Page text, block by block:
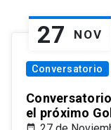
27 NOV
Conversatorio
el próximo